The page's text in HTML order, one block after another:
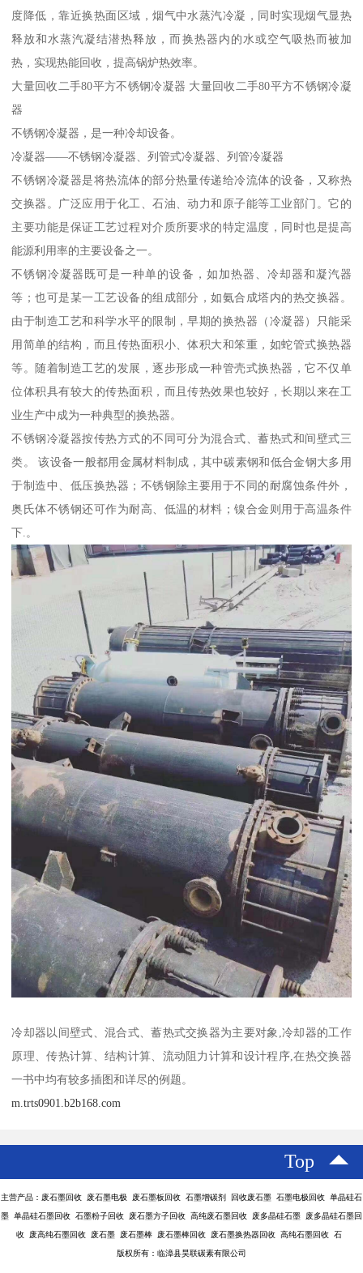
度降低，靠近换热面区域，烟气中水蒸汽冷凝，同时实现烟气显热
释放和水蒸汽凝结潜热释放，而换热器内的水或空气吸热而被加
热，实现热能回收，提高锅炉热效率。
大量回收二手80平方不锈钢冷凝器 大量回收二手80平方不锈钢冷凝
器
不锈钢冷凝器，是一种冷却设备。
冷凝器——不锈钢冷凝器、列管式冷凝器、列管冷凝器
不锈钢冷凝器是将热流体的部分热量传递给冷流体的设备，又称热
交换器。广泛应用于化工、石油、动力和原子能等工业部门。它的
主要功能是保证工艺过程对介质所要求的特定温度，同时也是提高
能源利用率的主要设备之一。
不锈钢冷凝器既可是一种单的设备，如加热器、冷却器和凝汽器
等；也可是某一工艺设备的组成部分，如氨合成塔内的热交换器。
由于制造工艺和科学水平的限制，早期的换热器（冷凝器）只能采
用简单的结构，而且传热面积小、体积大和笨重，如蛇管式换热器
等。随着制造工艺的发展，逐步形成一种管壳式换热器，它不仅单
位体积具有较大的传热面积，而且传热效果也较好，长期以来在工
业生产中成为一种典型的换热器。
不锈钢冷凝器按传热方式的不同可分为混合式、蓄热式和间壁式三
类。 该设备一般都用金属材料制成，其中碳素钢和低合金钢大多用
于制造中、低压换热器；不锈钢除主要用于不同的耐腐蚀条件外，
奥氏体不锈钢还可作为耐高、低温的材料；镍合金则用于高温条件
下.。
冷却器以间壁式、混合式、蓄热式交换器为主要对象,冷却器的工作
原理、传热计算、结构计算、流动阻力计算和设计程序,在热交换器
一书中均有较多插图和详尽的例题。
m.trts0901.b2b168.com
Top
主营产品：废石墨回收 废石墨电极 废石墨板回收 石墨增碳剂 回收废石墨 石墨电极回收 单晶硅石
墨 单晶硅石墨回收 石墨粉子回收 废石墨方子回收 高纯废石墨回收 废多晶硅石墨 废多晶硅石墨回
收 废高纯石墨回收 废石墨 废石墨棒 废石墨棒回收 废石墨换热器回收 高纯石墨回收 石
版权所有：临漳县昊联碳素有限公司